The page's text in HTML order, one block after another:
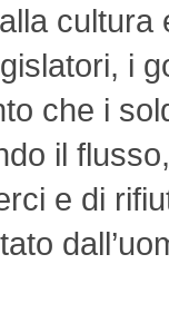
i
che i
il
e di